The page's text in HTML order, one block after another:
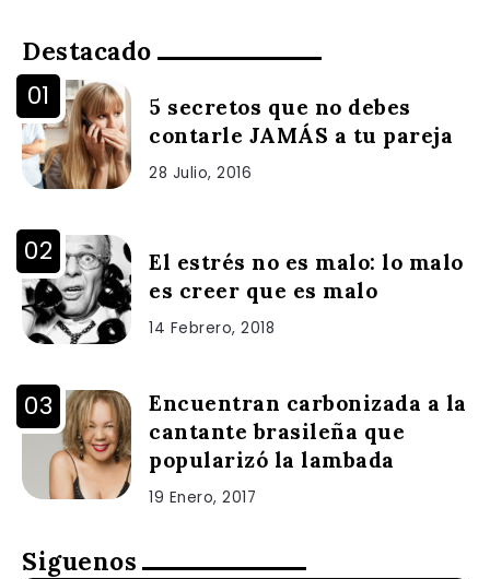
Destacado
5 secretos que no debes
contarle JAMÁS a tu pareja
28 Julio, 2016
El estrés no es malo: lo malo
es creer que es malo
14 Febrero, 2018
Encuentran carbonizada a la
cantante brasileña que
popularizó la lambada
19 Enero, 2017
Siguenos